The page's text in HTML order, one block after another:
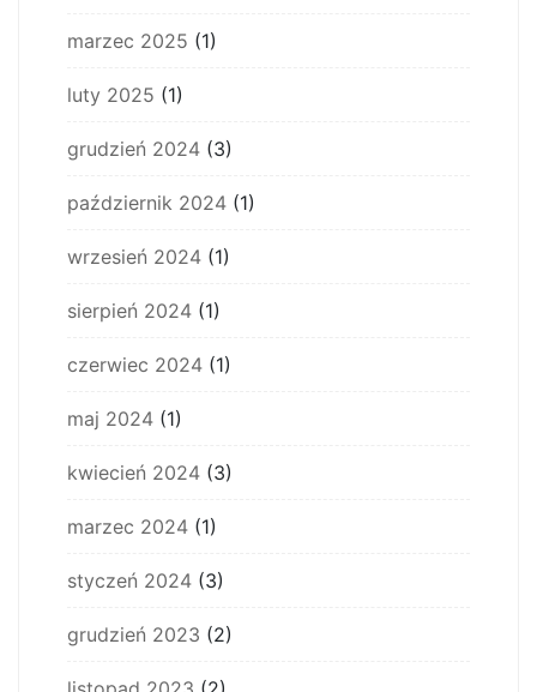
marzec 2025 (1)
luty 2025 (1)
grudzień 2024 (3)
październik 2024 (1)
wrzesień 2024 (1)
sierpień 2024 (1)
czerwiec 2024 (1)
maj 2024 (1)
kwiecień 2024 (3)
marzec 2024 (1)
styczeń 2024 (3)
grudzień 2023 (2)